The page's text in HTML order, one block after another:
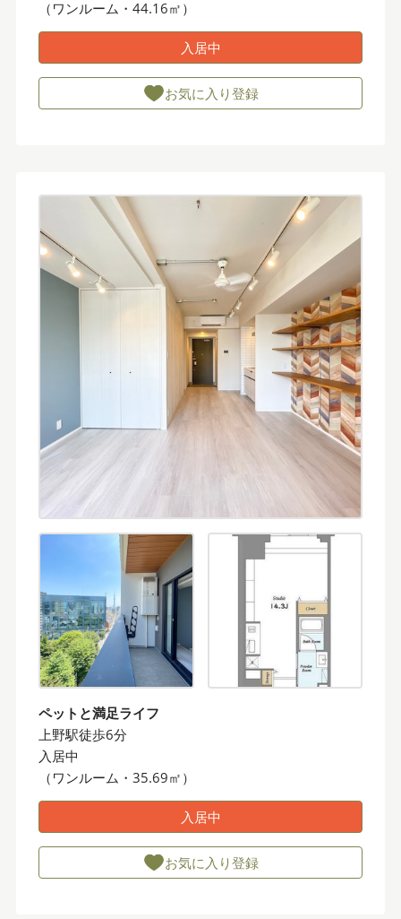
（ワンルーム・44.16㎡）
入居中
お気に入り登録
ペットと満足ライフ
上野駅徒歩6分
入居中
（ワンルーム・35.69㎡）
入居中
お気に入り登録